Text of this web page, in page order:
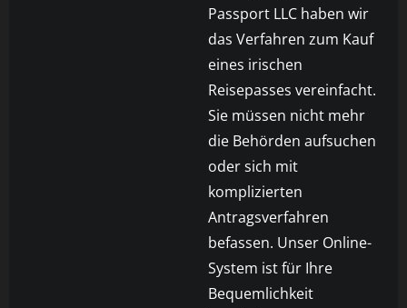
Passport LLC haben wir
das Verfahren zum Kauf
eines irischen
Reisepasses vereinfacht.
Sie müssen nicht mehr
die Behörden aufsuchen
oder sich mit
komplizierten
Antragsverfahren
befassen. Unser Online-
System ist für Ihre
Bequemlichkeit